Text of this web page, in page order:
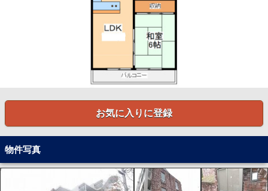
お気に入りに登録
物件写真